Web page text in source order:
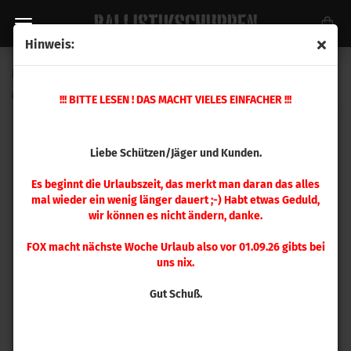
Hinweis:
!!! BITTE LESEN ! DAS MACHT VIELES EINFACHER !!!
Liebe Schützen/Jäger und Kunden.
Es beginnt die Urlaubszeit, das merkt man daran das alles
mal wieder ein wenig länger dauert ;-) Habt etwas Geduld,
wir können es nicht ändern, danke.
FOX macht nächste Woche Urlaub also vor 01.09.26 gibts bei
uns nix.
Gut Schuß.
8655)